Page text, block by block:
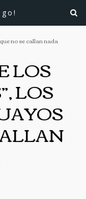
no se callan nada
LOS
LOS